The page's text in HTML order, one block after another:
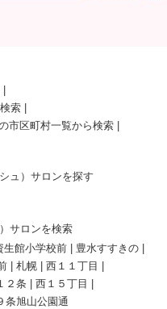
索
市区町村一覧から検索
ュ）サロンを探す
サロンを検索
生館小学校前
豊水すすきの
札幌
西１１丁目
２条
西１５丁目
条旭山公園通